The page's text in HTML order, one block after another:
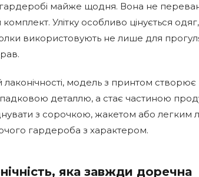
майже щодня. Вона не
Улітку особливо цінується
використовують не лише для
модель з принтом
деталлю, а стає частиною
з сорочкою, жакетом або
гардероба з характером.
яка завжди доречна